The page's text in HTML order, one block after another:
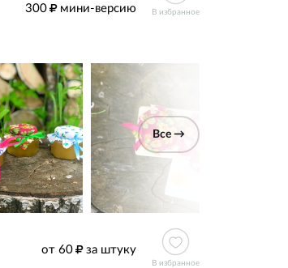
300
мини-версию В избранное
Все →
от 60 за штуку
В избранное